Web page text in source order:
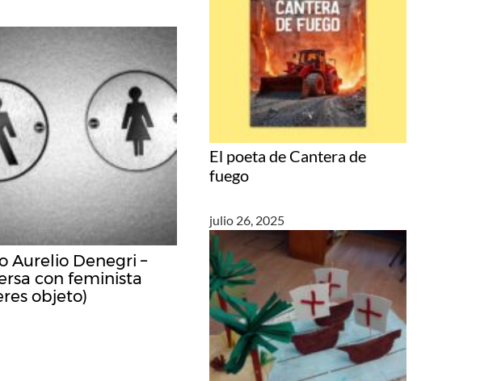
Aurelio Denegri –
con feminista
objeto)
El poeta de Cantera de
fuego
julio 26, 2025